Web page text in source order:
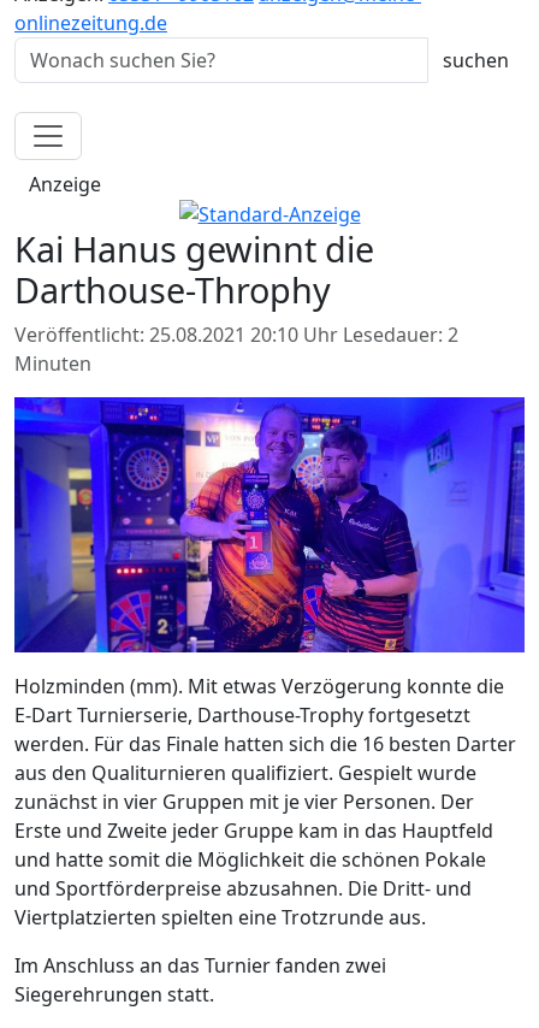
onlinezeitung.de
Anzeige
Kai Hanus gewinnt die
Darthouse-Throphy
Veröffentlicht: 25.08.2021 20:10 Uhr Lesedauer: 2
Minuten
Holzminden (mm). Mit etwas Verzögerung konnte die
E-Dart Turnierserie, Darthouse-Trophy fortgesetzt
werden. Für das Finale hatten sich die 16 besten Darter
aus den Qualiturnieren qualifiziert. Gespielt wurde
zunächst in vier Gruppen mit je vier Personen. Der
Erste und Zweite jeder Gruppe kam in das Hauptfeld
und hatte somit die Möglichkeit die schönen Pokale
und Sportförderpreise abzusahnen. Die Dritt- und
Viertplatzierten spielten eine Trotzrunde aus.
Im Anschluss an das Turnier fanden zwei
Siegerehrungen statt.